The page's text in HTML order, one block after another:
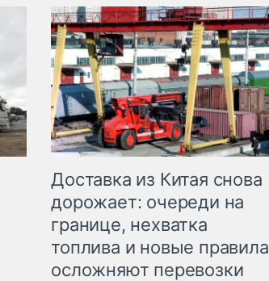
Доставка из Китая снова
дорожает: очереди на
границе, нехватка
топлива и новые правила
осложняют перевозки